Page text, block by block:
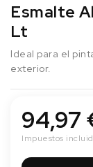
Esmalte
Lt
Ideal para el
exterior.
94,97
Impuestos